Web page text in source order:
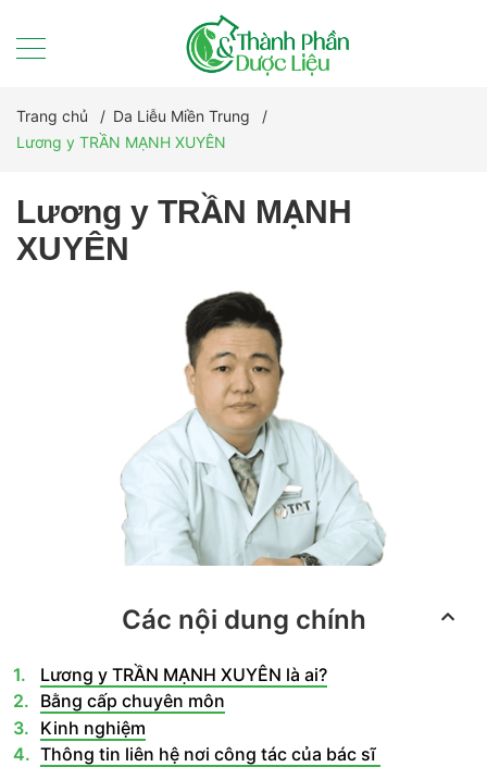
Trang chủ / Da Liễu Miền Trung
/
Lương y TRẦN MẠNH XUYÊN
Lương y TRẦN MẠNH
XUYÊN
Các nội dung chính
Lương y TRẦN MẠNH XUYÊN là ai?
Bằng cấp chuyên môn
Kinh nghiệm
Thông tin liên hệ nơi công tác của bác sĩ